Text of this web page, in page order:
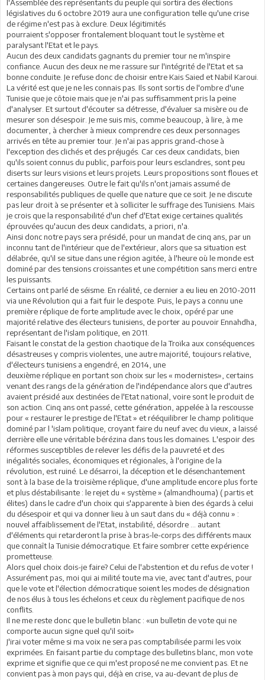
l'Assemblée des représentants du peuple qui sortira des élections
législatives du 6 octobre 2019 aura une configuration telle qu'une crise
de régime n'est pas à exclure. Deux légitimités
pourraient s'opposer frontalement bloquant tout le système et
paralysant l'Etat et le pays.
Aucun des deux candidats gagnants du premier tour ne m'inspire
confiance. Aucun des deux ne me rassure sur l'intégrité de l'Etat et sa
bonne conduite. Je refuse donc de choisir entre Kais Saied et Nabil Karoui.
La vérité est que je ne les connais pas. Ils sont sortis de l'ombre d'une
Tunisie que je côtoie mais que je n'ai pas suffisamment pris la peine
d'analyser. Et surtout d'écouter sa détresse, d'évaluer sa misère ou de
mesurer son désespoir. Je me suis mis, comme beaucoup, à lire, à me
documenter, à chercher à mieux comprendre ces deux personnages
arrivés en tête au premier tour. Je n'ai pas appris grand-chose à
l'exception des clichés et des préjugés. Car ces deux candidats, bien
qu'ils soient connus du public, parfois pour leurs esclandres, sont peu
diserts sur leurs visions et leurs projets. Leurs propositions sont floues et
certaines dangereuses. Outre le fait qu'ils n'ont jamais assumé de
responsabilités publiques de quelle que nature que ce soit. Je ne discute
pas leur droit à se présenter et à solliciter le suffrage des Tunisiens. Mais
je crois que la responsabilité d'un chef d'Etat exige certaines qualités
éprouvées qu'aucun des deux candidats, a priori, n'a.
Ainsi donc notre pays sera présidé, pour un mandat de cinq ans, par un
inconnu tant de l'intérieur que de l'extérieur, alors que sa situation est
délabrée, qu'il se situe dans une région agitée, à l'heure où le monde est
dominé par des tensions croissantes et une compétition sans merci entre
les puissants.
Certains ont parlé de séisme. En réalité, ce dernier a eu lieu en 2010-2011
via une Révolution qui a fait fuir le despote. Puis, le pays a connu une
première réplique de forte amplitude avec le choix, opéré par une
majorité relative des électeurs tunisiens, de porter au pouvoir Ennahdha,
représentant de l'islam politique, en 2011.
Faisant le constat de la gestion chaotique de la Troïka aux conséquences
désastreuses y compris violentes, une autre majorité, toujours relative,
d'électeurs tunisiens a engendré, en 2014, une
deuxième réplique en portant son choix sur les « modernistes», certains
venant des rangs de la génération de l'indépendance alors que d'autres
avaient présidé aux destinées de l'Etat national, voire sont le produit de
son action. Cinq ans ont passé, cette génération, appelée à la rescousse
pour « restaurer le prestige de l'Etat » et rééquilibrer le champ politique
dominé par l 'islam politique, croyant faire du neuf avec du vieux, a laissé
derrière elle une véritable bérézina dans tous les domaines. L'espoir des
réformes susceptibles de relever les défis de la pauvreté et des
inégalités sociales, économiques et régionales, à l'origine de la
révolution, est ruiné. Le désarroi, la déception et le désenchantement
sont à la base de la troisième réplique, d'une amplitude encore plus forte
et plus déstabilisante : le rejet du « système » (almandhouma) ( partis et
élites) dans le cadre d'un choix qui s'apparente à bien des égards à celui
du désespoir et qui va donner lieu à un saut dans du « déjà connu » :
nouvel affaiblissement de l'Etat, instabilité, désordre ... autant
d'éléments qui retarderont la prise à bras-le-corps des différents maux
que connaît la Tunisie démocratique. Et faire sombrer cette expérience
prometteuse.
Alors quel choix dois-je faire? Celui de l'abstention et du refus de voter !
Assurément pas, moi qui ai milité toute ma vie, avec tant d'autres, pour
que le vote et l'élection démocratique soient les modes de désignation
de nos élus à tous les échelons et ceux du règlement pacifique de nos
conflits.
Il ne me reste donc que le bulletin blanc : «un bulletin de vote qui ne
comporte aucun signe quel qu'il soit»
J'irai voter même si ma voix ne sera pas comptabilisée parmi les voix
exprimées. En faisant partie du comptage des bulletins blanc, mon vote
exprime et signifie que ce qui m'est proposé ne me convient pas. Et ne
convient pas à mon pays qui, déjà en crise, va au-devant de plus de